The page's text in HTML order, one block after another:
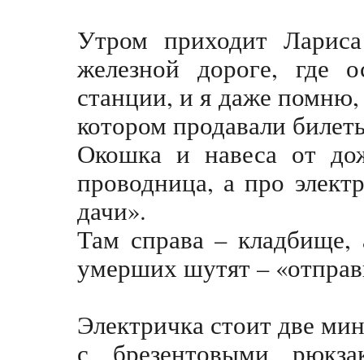
Утром приходит
железной дороге, где
станции, и я даже
котором продавали
Окошка и навеса от
проводница, а про
дачи».
Там справа – кладбище,
умерших шутят –
Электричка стоит две
с брезентовыми